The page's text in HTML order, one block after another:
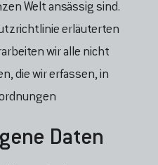
Welt ansässig sind.
erläuterten
wir alle nicht
die wir erfassen, in
Daten